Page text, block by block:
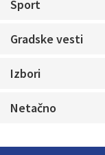
Sport
Gradske vesti
Izbori
Netačno